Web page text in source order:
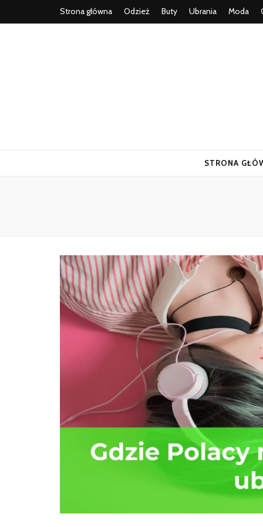
Strona główna Odzież Buty Ubrania Moda
STRONA